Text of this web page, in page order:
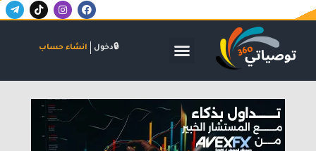
F
a
b
I
n
a
m
T
i
T
e
-
دخول انشاء حساب